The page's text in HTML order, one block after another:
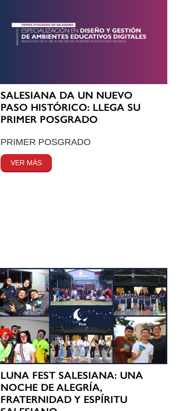
SALESIANA DA UN NUEVO
PASO HISTÓRICO: LLEGA SU
PRIMER POSGRADO
PRIMER POSGRADO
VER MÁS
LUNA FEST SALESIANA: UNA
NOCHE DE ALEGRÍA,
FRATERNIDAD Y ESPÍRITU